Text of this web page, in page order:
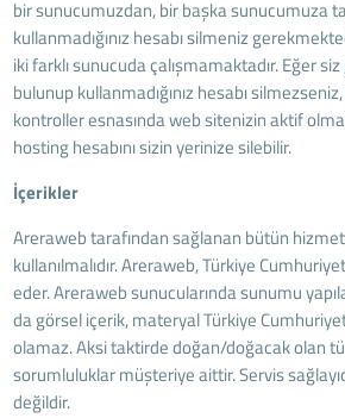
bir sunucumuzdan, bir başka sunucumuza
kullanmadığınız hesabı silmeniz
iki farklı sunucuda çalışmamaktadır. Eğer
bulunup kullanmadığınız hesabı
kontroller esnasında web sitenizin aktif
hosting hesabını sizin yerinize silebilir.
İçerikler
Areraweb tarafından sağlanan bütün
kullanılmalıdır. Areraweb, Türkiye
eder. Areraweb sunucularında sunumu
da görsel içerik, materyal Türkiye
olamaz. Aksi taktirde doğan/doğacak olan
sorumluluklar müşteriye aittir. Servis
değildir.